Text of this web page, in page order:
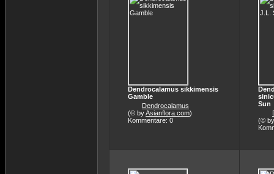
Dendrocalamus sikkimensis
Gamble
Dendrocalamus
(© byAsianflora.com)
Kommentare: 0
Sun
(©